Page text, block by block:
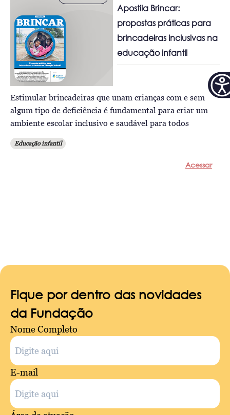
Apostila Brincar:
propostas práticas para
brincadeiras inclusivas na
educação infantil
Estimular brincadeiras que unam crianças com e sem
algum tipo de deficiência é fundamental para criar um
ambiente escolar inclusivo e saudável para todos
Educação infantil
Acessar
Fique por dentro das novidades
da Fundação
Nome Completo
E-mail